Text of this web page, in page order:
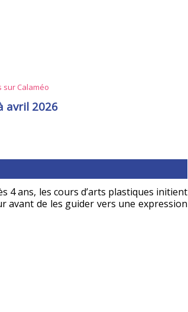
sur Calaméo
avril 2026
4 ans, les cours d’arts plastiques initient
avant de les guider vers une expression